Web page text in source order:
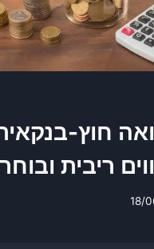
חוץ-
ריבית
18/